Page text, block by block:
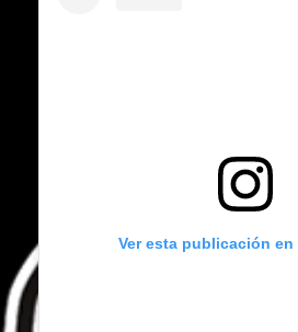
Ver esta publicación en